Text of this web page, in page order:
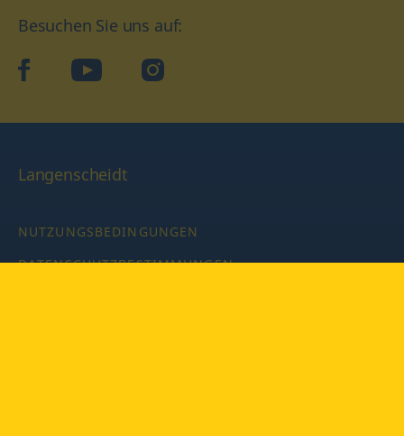
Besuchen Sie uns auf:
facebookYouTube Instagram
Langenscheidt
NUTZUNGSBEDINGUNGEN
DATENSCHUTZBESTIMMUNGEN